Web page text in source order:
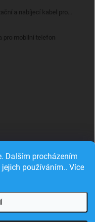
Dalším procházením
používáním.. Více
a nabíjecí kabel pro
pro mobilní telefon